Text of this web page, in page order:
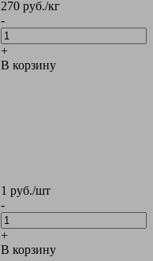
270 руб./кг
-
+
В корзину
1 руб./шт
-
+
В корзину